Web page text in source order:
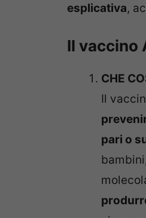
esplicativa,
Il vaccino
CHE
Il
pari o